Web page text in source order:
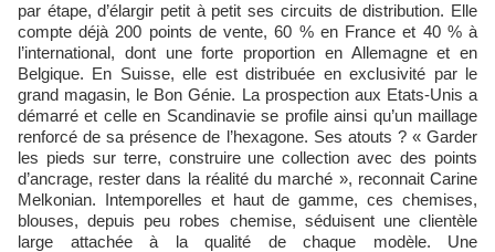
par étape, d’élargir petit à petit ses circuits de distribution. Elle
compte déjà 200 points de vente, 60 % en France et 40 % à
l’international, dont une forte proportion en Allemagne et en
Belgique. En Suisse, elle est distribuée en exclusivité par le
grand magasin, le Bon Génie. La prospection aux Etats-Unis a
démarré et celle en Scandinavie se profile ainsi qu’un maillage
renforcé de sa présence de l’hexagone. Ses atouts ? « Garder
les pieds sur terre, construire une collection avec des points
d’ancrage, rester dans la réalité du marché », reconnait Carine
Melkonian. Intemporelles et haut de gamme, ces chemises,
blouses, depuis peu robes chemise, séduisent une clientèle
large attachée à la qualité de chaque modèle. Une